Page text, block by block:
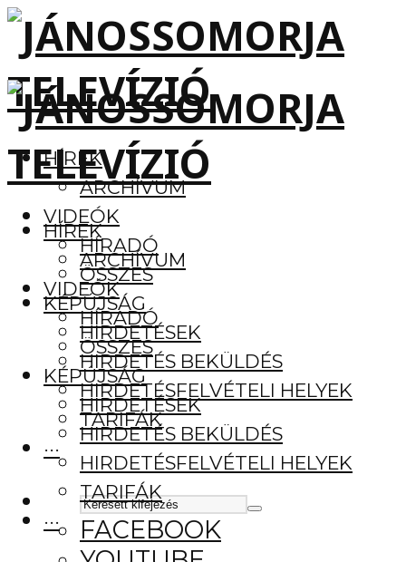
HÍREK
ARCHÍVUM
VIDEÓK
HÍRADÓ
ÖSSZES
KÉPÚJSÁG
HIRDETÉSEK
HIRDETÉS BEKÜLDÉS
HIRDETÉSFELVÉTELI HELYEK
TARIFÁK
···
FACEBOOK
HÍREK
ARCHÍVUM
VIDEÓK
HÍRADÓ
ÖSSZES
KÉPÚJSÁG
HIRDETÉSEK
HIRDETÉS BEKÜLDÉS
HIRDETÉSFELVÉTELI HELYEK
TARIFÁK
···